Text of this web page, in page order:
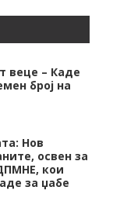
веце – Каде
број на
Нов
освен за
кои
за џабе